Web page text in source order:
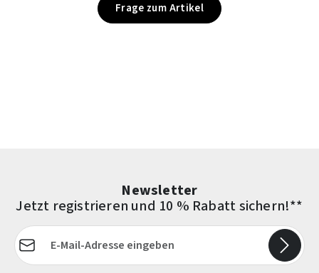
Frage zum Artikel
Newsletter
Jetzt registrieren und 10 % Rabatt sichern!**
E-Mail-Adresse*